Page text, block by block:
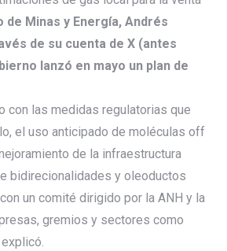
de Minas y Energía, Andrés
de su cuenta de X (antes
lanzó en mayo un plan de
con las medidas regulatorias que
el uso anticipado de moléculas off
de la infraestructura
bidirecionalidades y oleoductos
un comité dirigido por la ANH y la
gremios y sectores como